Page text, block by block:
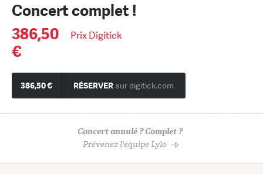
Concert complet !
386,50
€
Prix Digitick
386,50 € RÉSERVER sur digitick.com
Concert annulé ? Complet ?
Prévenez l'équipe Lylo